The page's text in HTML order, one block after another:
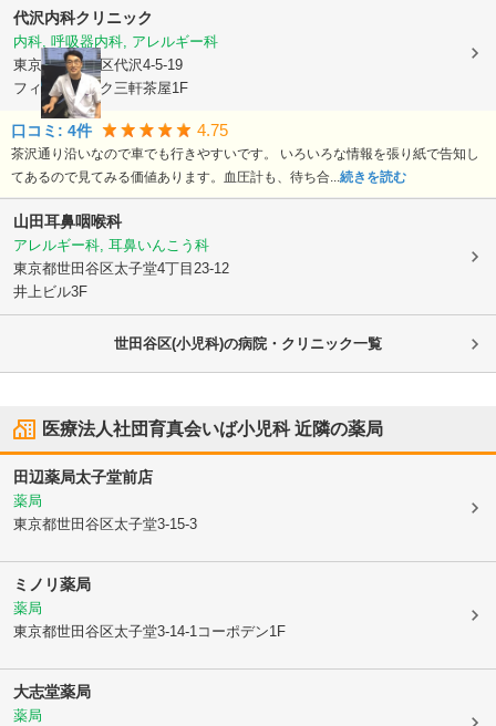
代沢内科クリニック
内科, 呼吸器内科, アレルギー科
東京都世田谷区代沢4-5-19
フィル・パーク三軒茶屋1F
口コミ: 4件 4.75
茶沢通り沿いなので車でも行きやすいです。 いろいろな情報を張り紙で告知し
てあるので見てみる価値あります。血圧計も、待ち合...続きを読む
山田耳鼻咽喉科
アレルギー科, 耳鼻いんこう科
東京都世田谷区太子堂4丁目23-12
井上ビル3F
世田谷区(小児科)の病院・クリニック一覧
医療法人社団育真会いば小児科近隣の薬局
田辺薬局太子堂前店
薬局
東京都世田谷区太子堂3-15-3
ミノリ薬局
薬局
東京都世田谷区太子堂3-14-1コーポデン1F
大志堂薬局
薬局